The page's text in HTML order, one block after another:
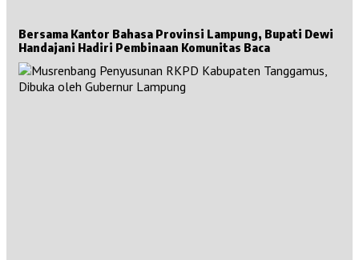
Bersama Kantor Bahasa Provinsi Lampung, Bupati Dewi
Handajani Hadiri Pembinaan Komunitas Baca